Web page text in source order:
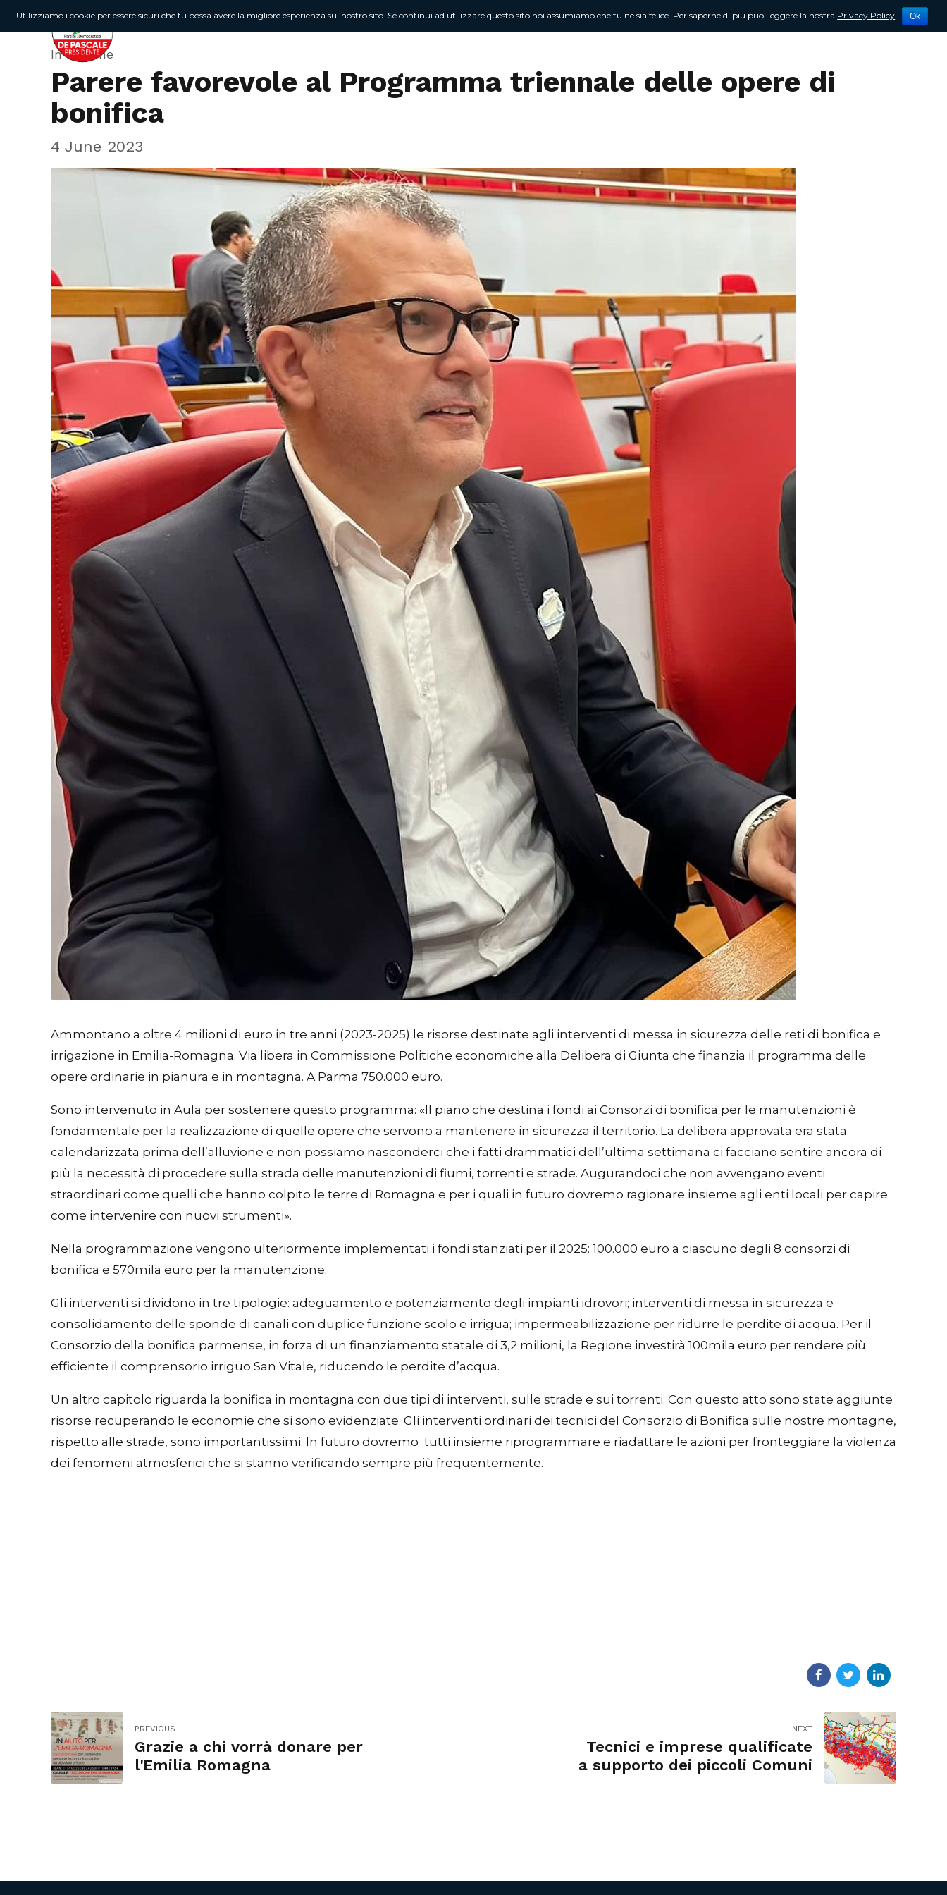
Chi sono Attività Newsletter Contattami
In Regione
Parere favorevole al Programma triennale delle opere di
bonifica
4 June 2023
Ammontano a oltre 4 milioni di euro in tre anni (2023-2025) le risorse destinate agli interventi di messa in sicurezza delle reti di bonifica e
irrigazione in Emilia-Romagna. Via libera in Commissione Politiche economiche alla Delibera di Giunta che finanzia il programma delle
opere ordinarie in pianura e in montagna. A Parma 750.000 euro.
Sono intervenuto in Aula per sostenere questo programma: «Il piano che destina i fondi ai Consorzi di bonifica per le manutenzioni è
fondamentale per la realizzazione di quelle opere che servono a mantenere in sicurezza il territorio. La delibera approvata era stata
calendarizzata prima dell’alluvione e non possiamo nasconderci che i fatti drammatici dell’ultima settimana ci facciano sentire ancora di
più la necessità di procedere sulla strada delle manutenzioni di fiumi, torrenti e strade. Augurandoci che non avvengano eventi
straordinari come quelli che hanno colpito le terre di Romagna e per i quali in futuro dovremo ragionare insieme agli enti locali per capire
come intervenire con nuovi strumenti».
Nella programmazione vengono ulteriormente implementati i fondi stanziati per il 2025: 100.000 euro a ciascuno degli 8 consorzi di
bonifica e 570mila euro per la manutenzione.
Gli interventi si dividono in tre tipologie: adeguamento e potenziamento degli impianti idrovori; interventi di messa in sicurezza e
consolidamento delle sponde di canali con duplice funzione scolo e irrigua; impermeabilizzazione per ridurre le perdite di acqua. Per il
Consorzio della bonifica parmense, in forza di un finanziamento statale di 3,2 milioni, la Regione investirà 100mila euro per rendere più
efficiente il comprensorio irriguo San Vitale, riducendo le perdite d’acqua.
Un altro capitolo riguarda la bonifica in montagna con due tipi di interventi, sulle strade e sui torrenti. Con questo atto sono state aggiunte
risorse recuperando le economie che si sono evidenziate. Gli interventi ordinari dei tecnici del Consorzio di Bonifica sulle nostre montagne,
rispetto alle strade, sono importantissimi. In futuro dovremo tutti insieme riprogrammare e riadattare le azioni per fronteggiare la violenza
dei fenomeni atmosferici che si stanno verificando sempre più frequentemente.
PREVIOUS
Grazie a chi vorrà donare per
l'Emilia Romagna
NEXT
Tecnici e imprese qualificate
a supporto dei piccoli Comuni
Utilizziamo i cookie per essere sicuri che tu possa avere la migliore esperienza sul nostro sito. Se continui ad utilizzare questo sito noi assumiamo che tu ne sia felice. Per saperne di più puoi leggere la nostra Privacy Policy Ok